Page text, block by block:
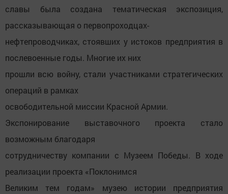
славы была создана тематическая экспозиция,
рассказывающая о первопроходцах-
нефтепроводчиках, стоявших у истоков предприятия в
послевоенные годы. Многие их них
прошли всю войну, стали участниками стратегических
операций в рамках
освободительной миссии Красной Армии.
Экспонирование выставочного проекта стало
возможным благодаря
сотрудничеству компании с Музеем Победы. В ходе
реализации проекта «Поклонимся
Великим тем годам» музею истории предприятия